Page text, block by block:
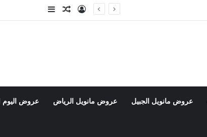
تسجيل الدخول
مقال عشوائي
إضافة عمود
عروض مانويل الجبيل عروض مانويل الرياض عروض اليوم